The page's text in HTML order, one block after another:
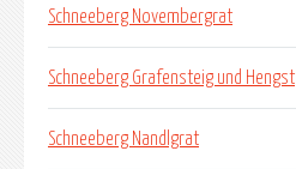
Schneeberg Novembergrat
Schneeberg Grafensteig und Hengst
Schneeberg Nandlgrat